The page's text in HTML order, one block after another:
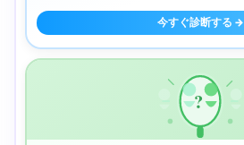
今すぐ診断する →
?